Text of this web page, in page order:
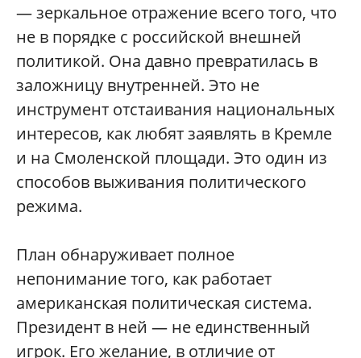
— зеркальное отражение всего того, что
не в порядке с российской внешней
политикой. Она давно превратилась в
заложницу внутренней. Это не
инструмент отстаивания национальных
интересов, как любят заявлять в Кремле
и на Смоленской площади. Это один из
способов выживания политического
режима.
План обнаруживает полное
непонимание того, как работает
американская политическая система.
Президент в ней — не единственный
игрок. Его желание, в отличие от